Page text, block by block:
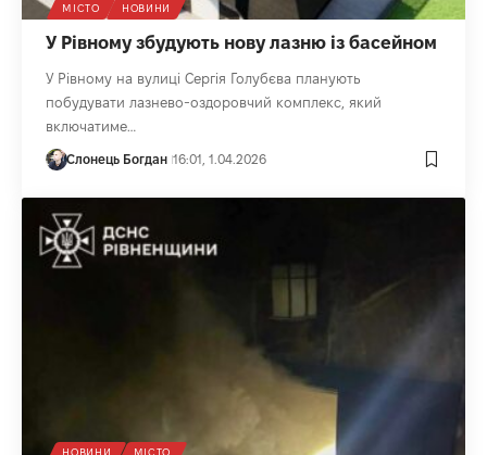
МІСТО НОВИНИ
У Рівному збудують нову лазню із басейном
У Рівному на вулиці Сергія Голубєва планують
побудувати лазнево-оздоровчий комплекс, який
включатиме…
Слонець Богдан 16:01, 1.04.2026
НОВИНИ МІСТО